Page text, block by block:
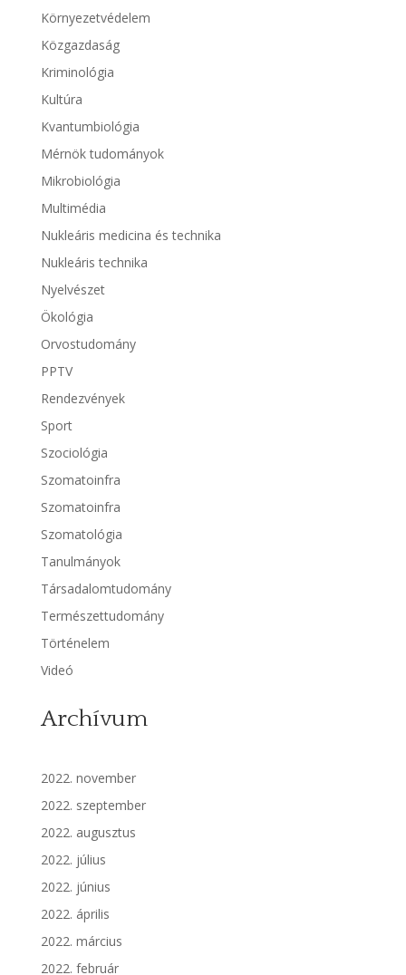
Környezetvédelem
Közgazdaság
Kriminológia
Kultúra
Kvantumbiológia
Mérnök tudományok
Mikrobiológia
Multimédia
Nukleáris medicina és technika
Nukleáris technika
Nyelvészet
Ökológia
Orvostudomány
PPTV
Rendezvények
Sport
Szociológia
Szomatoinfra
Szomatoinfra
Szomatológia
Tanulmányok
Társadalomtudomány
Természettudomány
Történelem
Videó
Archívum
2022. november
2022. szeptember
2022. augusztus
2022. július
2022. június
2022. április
2022. március
2022. február